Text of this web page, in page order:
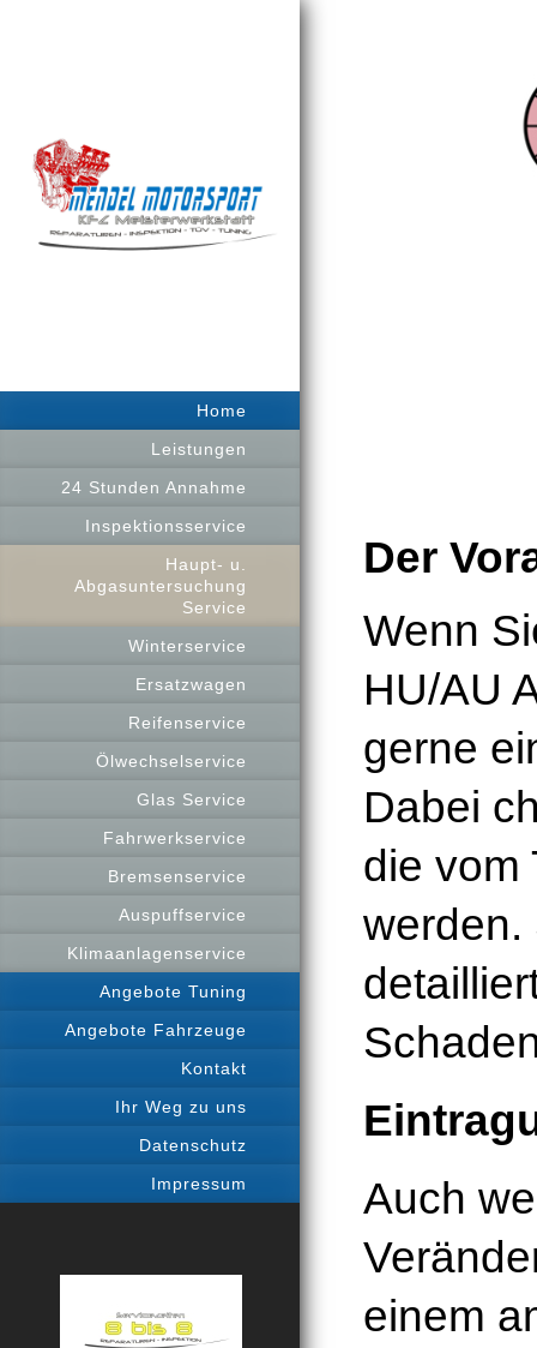
Home
Leistungen
24 Stunden Annahme
Inspektionsservice
Haupt- u.
Abgasuntersuchung
Service
Winterservice
Ersatzwagen
Reifenservice
Ölwechselservice
Glas Service
Fahrwerkservice
Bremsenservice
Auspuffservice
Klimaanlagenservice
Angebote Tuning
Angebote Fahrzeuge
Kontakt
Ihr Weg zu uns
Datenschutz
Impressum
Der
Wenn
HU/AU
gerne
Dabei
die vom
werden.
Auch
einem